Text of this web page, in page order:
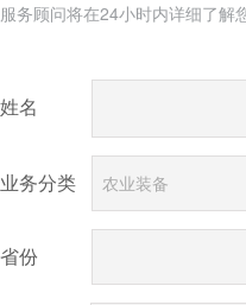
服务顾问将在24小时内详细了解
姓名
业务分类 农业装备
省份